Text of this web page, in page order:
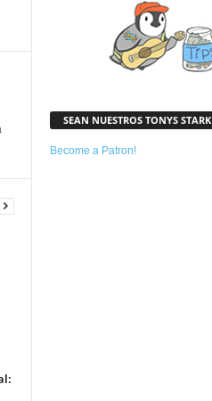
SEAN NUESTROS TONYS STARK
Become a Patron!